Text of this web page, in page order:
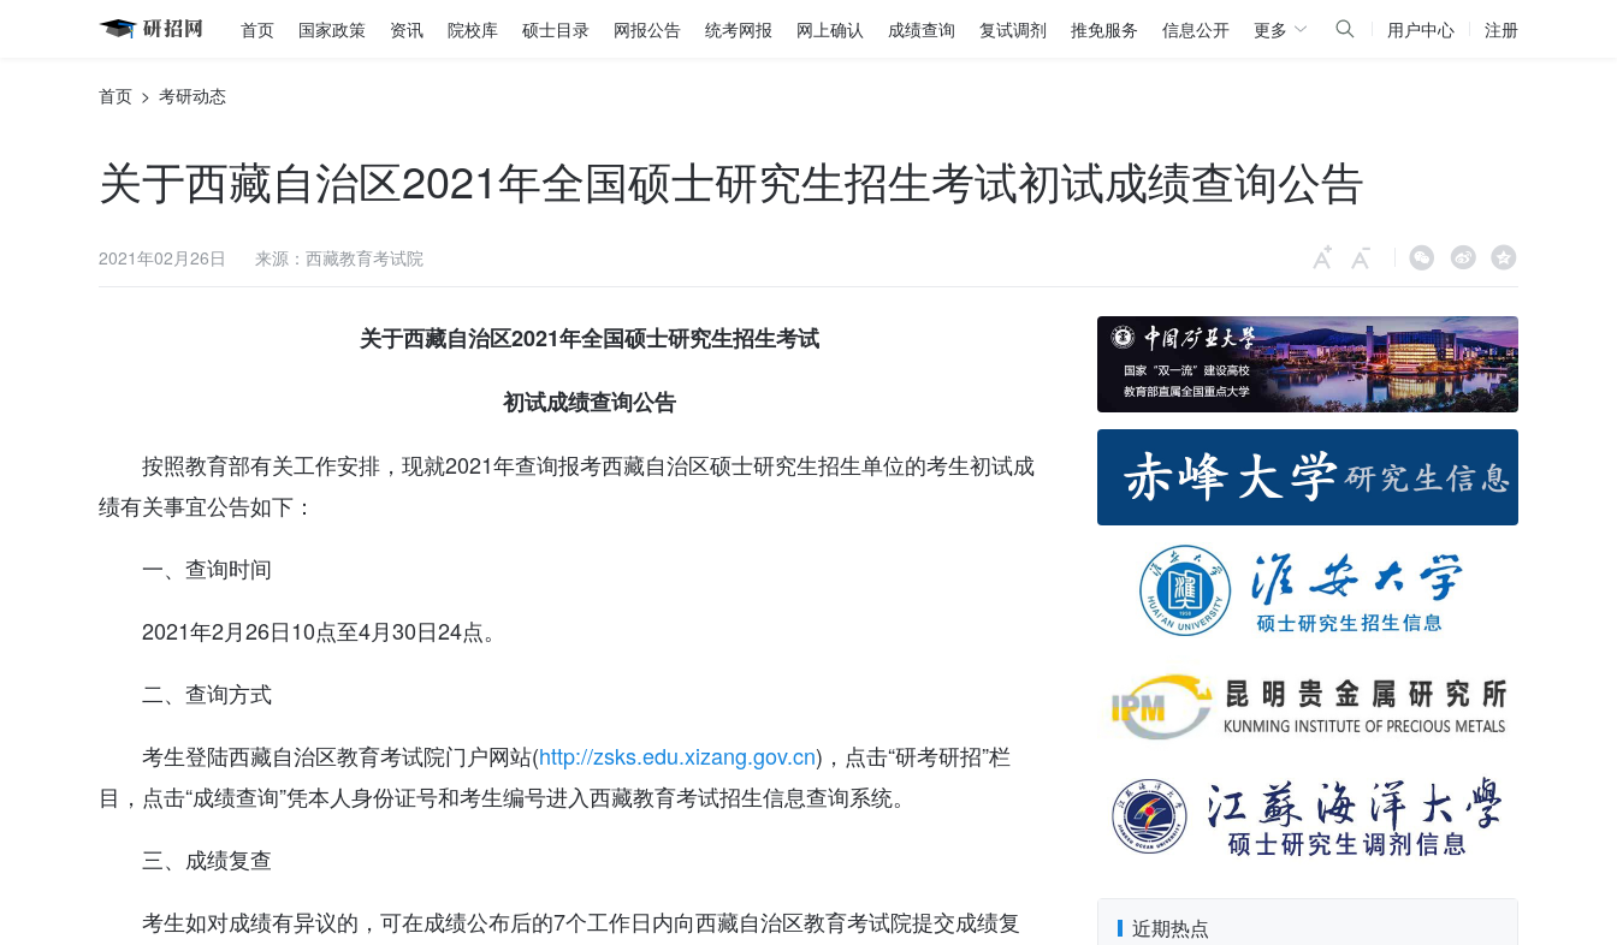
首页 国家政策 资讯 院校库 硕士目录 网报公告 统考网报 网上确认 成绩查询 复试调剂 推免服务 信息公开 更多 用户中心 注册
首页 > 考研动态
关于西藏自治区2021年全国硕士研究生招生考试初试成绩查询公告
2021年02月26日 来源：西藏教育考试院
关于西藏自治区2021年全国硕士研究生招生考试
初试成绩查询公告
按照教育部有关工作安排，现就2021年查询报考西藏自治区硕士研究生招生单位的考生初试成
绩有关事宜公告如下：
一、查询时间
2021年2月26日10点至4月30日24点。
二、查询方式
考生登陆西藏自治区教育考试院门户网站(http://zsks.edu.xizang.gov.cn)，点击“研考研招”栏
目，点击“成绩查询”凭本人身份证号和考生编号进入西藏教育考试招生信息查询系统。
三、成绩复查
考生如对成绩有异议的，可在成绩公布后的7个工作日内向西藏自治区教育考试院提交成绩复
近期热点